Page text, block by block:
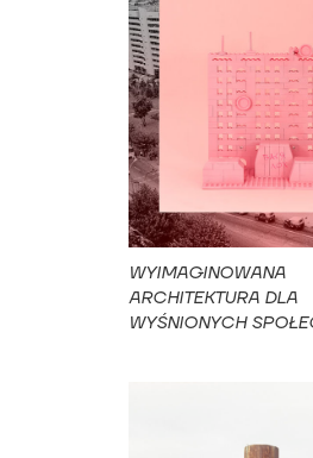
WYIMAGINOWANA
ARCHITEKTURA DLA
WYŚNIONYCH